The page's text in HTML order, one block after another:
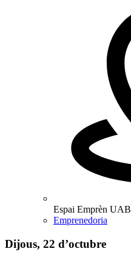
Espai Emprèn UAB
Emprenedoria
Dijous, 22 d’octubre